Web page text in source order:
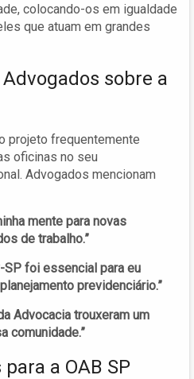
colocando-os em igualdade
que atuam em grandes
sobre a
projeto frequentemente
oficinas no seu
Advogados mencionam
mente para novas
de trabalho.”
SP foi essencial para eu
previdenciário.”
Advocacia trouxeram um
comunidade.”
a OAB SP